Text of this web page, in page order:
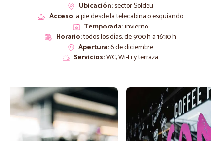
Ubicación:sector Soldeu
Acceso:a pie desde la telecabina o esquiando
Temporada:invierno
Horario:todos los días, de 9:00 h a 16:30 h
Apertura:6 de diciembre
Servicios:WC, Wi-Fi y terraza